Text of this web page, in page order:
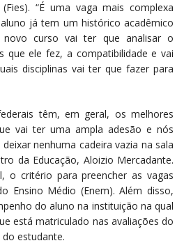
“É uma vaga mais complexa
já tem um histórico acadêmico
curso vai ter que analisar o
que ele fez, a compatibilidade e vai
disciplinas vai ter que fazer para
têm, em geral, os melhores
vai ter uma ampla adesão e nós
nenhuma cadeira vazia na sala
da Educação, Aloizio Mercadante.
o critério para preencher as vagas
Ensino Médio (Enem). Além disso,
do aluno na instituição na qual
está matriculado nas avaliações do
estudante.